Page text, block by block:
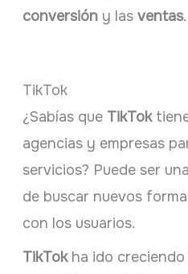
conversióny las ventas.
TikTok
¿Sabías que TikTok
agencias y empresas
servicios? Puede ser
de buscar nuevos
con los usuarios.
TikTok ha ido